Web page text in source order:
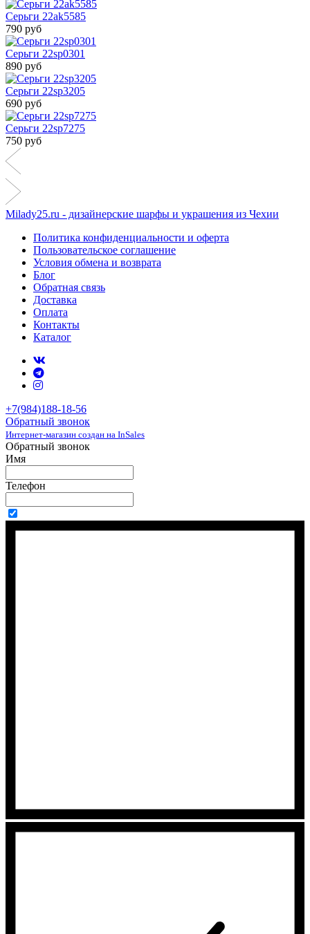
Серьги 22ak5585
790 руб
Серьги 22sp0301
890 руб
Серьги 22sp3205
690 руб
Серьги 22sp7275
750 руб
Milady25.ru - дизайнерские шарфы и украшения из Чехии
Политика конфиденциальности и оферта
Пользовательское соглашение
Условия обмена и возврата
Блог
Обратная связь
Доставка
Оплата
Контакты
Каталог
+7(984)188-18-56
Обратный звонок
Интернет-магазин создан на InSales
Обратный звонок
Имя
Телефон